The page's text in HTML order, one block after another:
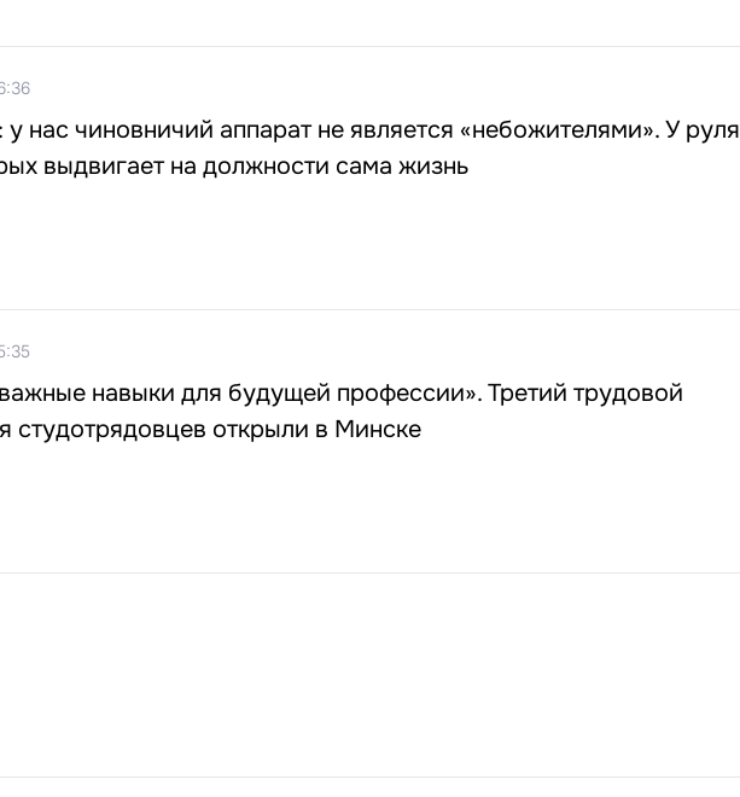
нас чиновничий аппарат не является «небожителями». У руля
выдвигает на должности сама жизнь
навыки для будущей профессии». Третий трудовой
студотрядовцев открыли в Минске